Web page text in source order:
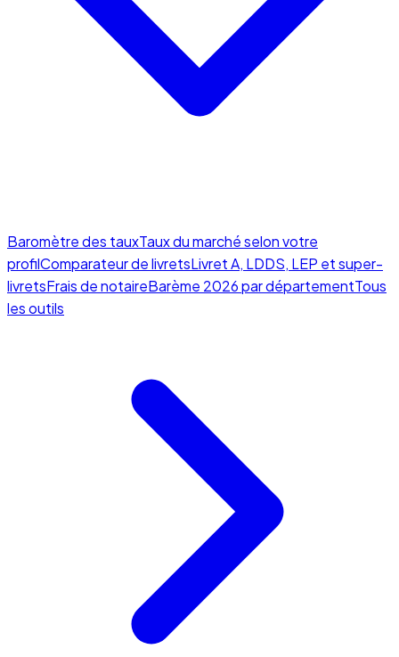
Baromètre des tauxTaux du marché selon votre
profilComparateur de livretsLivret A, LDDS, LEP et super-
livretsFrais de notaireBarème 2026 par départementTous
les outils